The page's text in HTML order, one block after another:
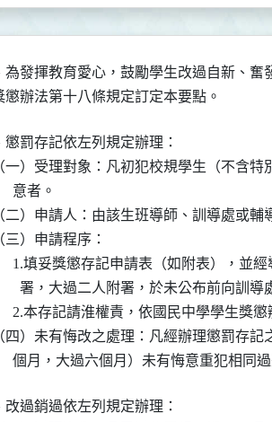
為發揮教育愛心，鼓勵學生改過自新、
獎懲辦法第十八條規定訂定本要點。
懲罰存記依左列規定辦理：
（一）受理對象：凡初犯校規學生（不含
意者。
（二）申請人：由該生班導師、訓導處或輔
三）申請程序：
1.填妥獎懲存記申請表（如附表），
署，大過二人附署，於未公布前向訓
2.本存記請淮權責，依國民中學學生獎
（四）未有悔改之處理：凡經辦理懲罰存
個月，大過六個月）未有悔意重犯相同
改過銷過依左列規定辦理：